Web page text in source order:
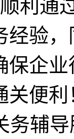
利通
经验
保企
关便利
务辅